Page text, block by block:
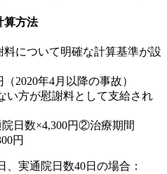
算方法
について明確な計算基準が設
（2020年4月以降の事故）
い方が慰謝料として支給され
日数×4,300円②治療期間
円
、実通院日数40日の場合：